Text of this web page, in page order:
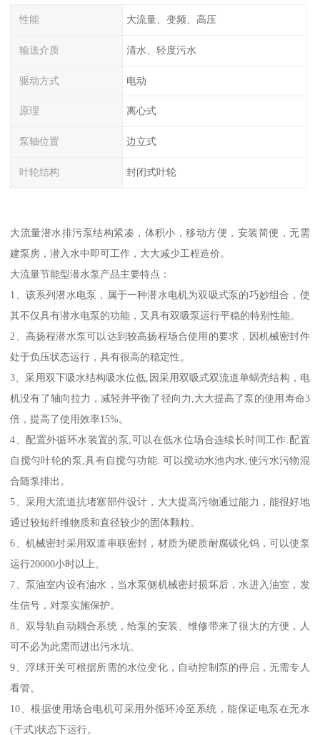
性能 大流量、变频、高压
输送介质 清水、轻度污水
驱动方式 电动
原理 离心式
泵轴位置 边立式
叶轮结构 封闭式叶轮
大流量潜水排污泵结构紧凑，体积小，移动方便，安装简便，无需
建泵房，潜入水中即可工作，大大减少工程造价。
大流量节能型潜水泵产品主要特点：
1、该系列潜水电泵，属于一种潜水电机为双吸式泵的巧妙组合，使
其不仅具有潜水电泵的功能，又具有双吸泵运行平稳的特别性能。
2、高扬程潜水泵可以达到较高扬程场合使用的要求，因机械密封件
处于负压状态运行，具有很高的稳定性。
3、采用双下吸水结构吸水位低,因采用双吸式双流道单蜗壳结构，电
机没有了轴向拉力，减轻并平衡了径向力,大大提高了泵的使用寿命3
倍，提高了使用效率15%。
4、配置外循环水装置的泵,可以在低水位场合连续长时间工作.配置
自搅匀叶轮的泵,具有自搅匀功能. 可以搅动水池内水,使污水污物混
合随泵排出。
5、采用大流道抗堵塞部件设计，大大提高污物通过能力，能很好地
通过较短纤维物质和直径较少的固体颗粒。
6、机械密封采用双道串联密封，材质为硬质耐腐碳化钨，可以使泵
运行20000小时以上。
7、泵油室内设有油水，当水泵侧机械密封损坏后，水进入油室，发
生信号，对泵实施保护。
8、双导轨自动耦合系统，给泵的安装、维修带来了很大的方便，人
可不必为此需而进出污水坑。
9、浮球开关可根据所需的水位变化，自动控制泵的停启，无需专人
看管。
10、根据使用场合电机可采用外循环冷至系统，能保证电泵在无水
(干式)状态下运行。